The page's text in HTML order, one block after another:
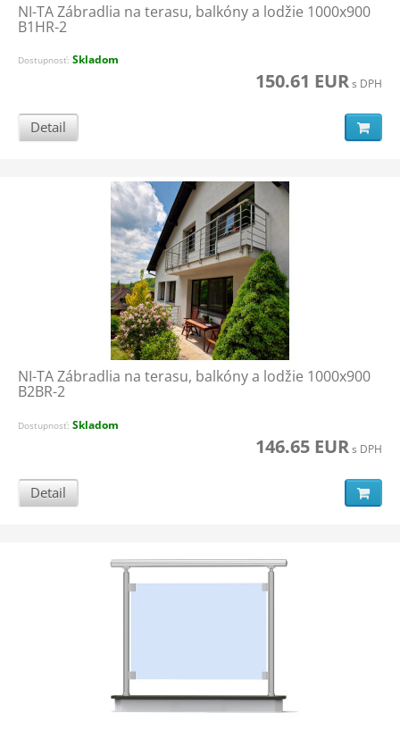
NI-TA Zábradlia na terasu, balkóny a lodžie 1000x900
B1HR-2
Dostupnosť: Skladom
150.61 EURs DPH
Detail
NI-TA Zábradlia na terasu, balkóny a lodžie 1000x900
B2BR-2
Dostupnosť: Skladom
146.65 EURs DPH
Detail